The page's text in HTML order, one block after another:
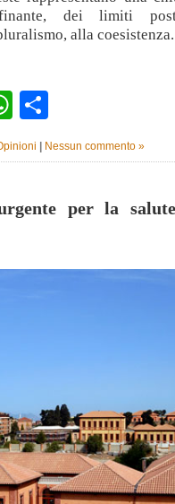
dei limiti
alla coesistenza.
WhatsApp
Nessun commento »
per la